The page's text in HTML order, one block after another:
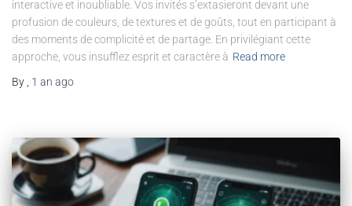
interactive et inoubliable. Vos invités s’extasieront devant une
profusion de couleurs, de textures et de goûts, tout en participant à
des moments de complicité et de partage. En privilégiant cette
approche, vous insufflez esprit et caractère à Read more
By
1 an ago